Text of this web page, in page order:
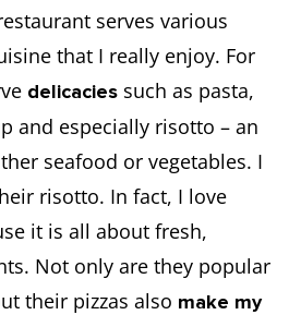
serves various
that I really enjoy. For
delicacies such as pasta,
and especially risotto – an
seafood or vegetables. I
risotto. In fact, I love
it is all about fresh,
Not only are they popular
their pizzas also make my